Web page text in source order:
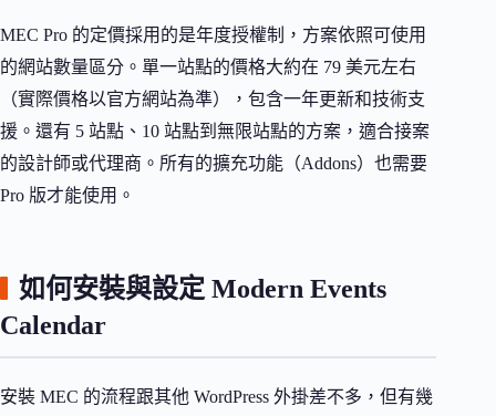
MEC Pro 的定價採用的是年度授權制，方案依照可使用
的網站數量區分。單一站點的價格大約在 79 美元左右
（實際價格以官方網站為準），包含一年更新和技術支
援。還有 5 站點、10 站點到無限站點的方案，適合接案
的設計師或代理商。所有的擴充功能（Addons）也需要
Pro 版才能使用。
如何安裝與設定 Modern Events
Calendar
安裝 MEC 的流程跟其他 WordPress 外掛差不多，但有幾